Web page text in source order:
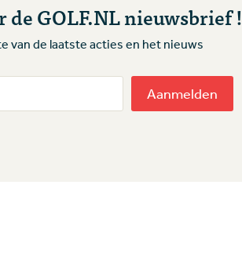
GOLF.NL nieuwsbrief !
van de laatste acties en het nieuws
Aanmelden